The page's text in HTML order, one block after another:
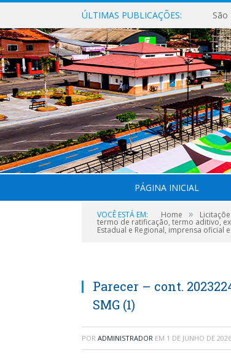
ÚLTIMAS PUBLICAÇÕES:
PÁGINA INICIAL
VOCÊ ESTÁ EM: Home »
termo de ratificação, termo aditivo,
Estadual e Regional, imprensa oficial
Parecer – cont.
SMG (1)
POR ADMINISTRADOR EM 1 DE JUNHO DE 2026